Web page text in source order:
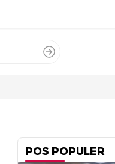
POS POPULER